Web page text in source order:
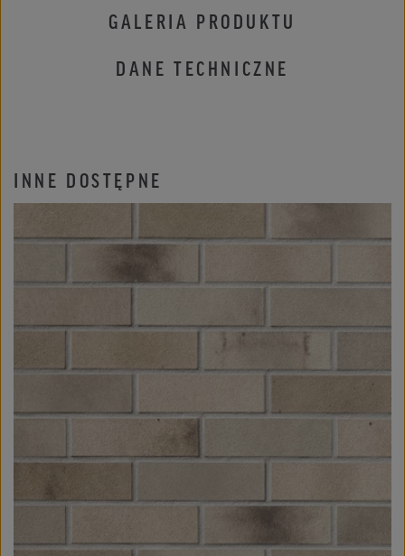
GALERIA PRODUKTU
DANE TECHNICZNE
INNE DOSTĘPNE